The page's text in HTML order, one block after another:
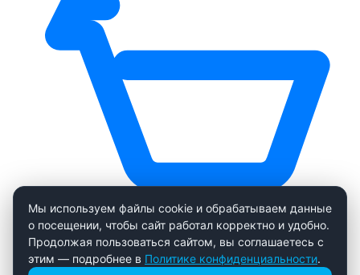
Мы используем файлы cookie и обрабатываем данные
о посещении, чтобы сайт работал корректно и удобно.
Продолжая пользоваться сайтом, вы соглашаетесь с
этим — подробнее в Политике конфиденциальности.